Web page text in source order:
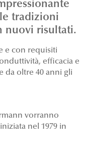
tradizioni
nuovi risultati.
e con requisiti
efficacia e
da oltre 40 anni gli
vorranno
nel 1979 in